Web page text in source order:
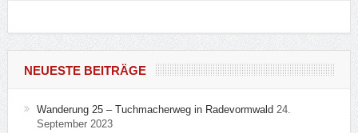
NEUESTE BEITRÄGE
Wanderung 25 – Tuchmacherweg in Radevormwald 24.
September 2023